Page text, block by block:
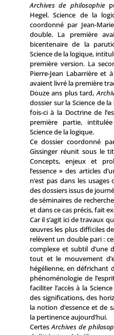
Archives de philosophie
Hegel. Science de la
coordonné par Jean-
double. La première
bicentenaire de la
Science de la logique,
première version. La
Pierre-Jean Labarrière et
avaient livré la première
Douze ans plus tard,
dossier sur la Science de
fois-ci à la Doctrine de
première partie,
Science de la logique.
Ce dossier coordonné
Gissinger réunit sous le
Concepts, enjeux et
l’essence » des articles
n’est pas dans les
des dossiers issus de
de séminaires de
et dans ce cas précis, fait
Car il s’agit ici de travaux
œuvres les plus difficiles
relèvent un double pari :
complexe et subtil d’une
tout et le mouvement
hégélienne, en défrichant
phénoménologie de
faciliter l’accès à la
des significations, des
la notion d’essence et
la pertinence aujourd’hui.
CertesArchives de